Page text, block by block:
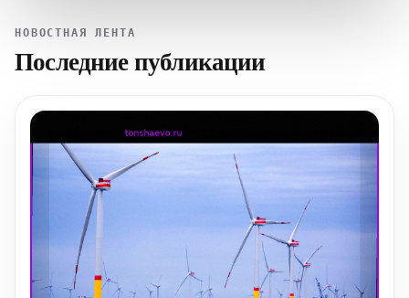
НОВОСТНАЯ ЛЕНТА
Последние публикации